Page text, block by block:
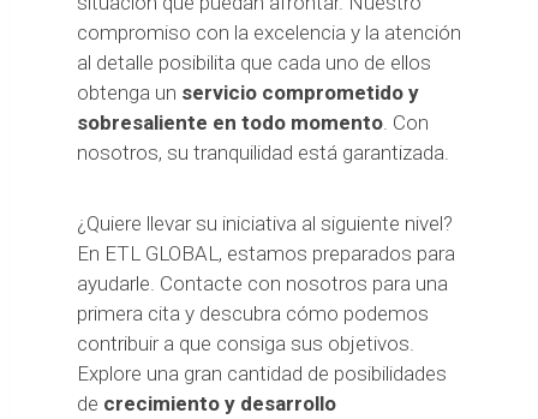
compromiso con la excelencia y la atención
al detalle posibilita que cada uno de ellos
obtenga un servicio comprometido y
sobresaliente en todo momento . Con
nosotros, su tranquilidad está garantizada.
¿Quiere llevar su iniciativa al siguiente nivel?
En ETL GLOBAL, estamos preparados para
ayudarle. Contacte con nosotros para una
primera cita y descubra cómo podemos
contribuir a que consiga sus objetivos.
Explore una gran cantidad de posibilidades
de crecimiento y desarrollo